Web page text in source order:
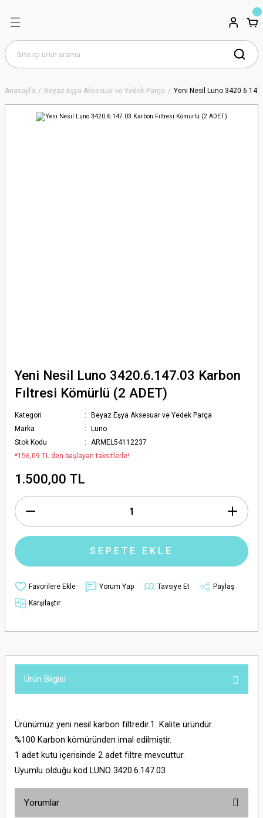
Anasayfa Beyaz Eşya Aksesuar ve Yedek Parça Yeni Nesil Luno
Yeni Nesil Luno 3420.6.147.03 Karbon
Fıltresi Kömürlü (2 ADET)
Kategori
Beyaz Eşya Aksesuar ve Yedek Parça
Marka
Luno
Stok Kodu
ARMEL54112237
*156,09 TL den başlayan taksitlerle!
1.500,00 TL
SEPETE EKLE
Yorum Yap Tavsiye Et
Paylaş
Karşılaştır
Ürün Bilgisi
Ürünümüz yeni nesil karbon filtredir.1. Kalite üründür.
%100 Karbon kömüründen imal edilmiştir.
1 adet kutu içerisinde 2 adet filtre mevcuttur.
Uyumlu olduğu kod LUNO 3420.6.147.03
Yorumlar